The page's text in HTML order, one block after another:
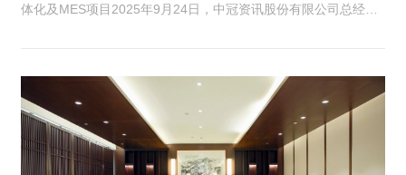
体化及MES项目2025年9月24日，中冠资讯股份有限公司总经理